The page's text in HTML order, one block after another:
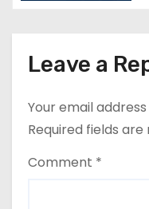
o
Leave a
Your email
Required fields
Comment *